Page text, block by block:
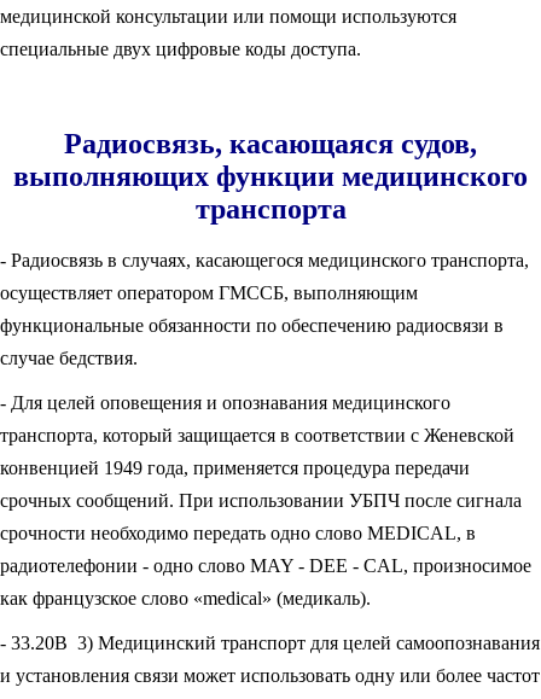
медицинской консультации или помощи используются
специальные двух цифровые коды доступа.
Радиосвязь, касающаяся судов,
выполняющих функции медицинского
транспорта
- Радиосвязь в случаях, касающегося медицинского транспорта,
осуществляет оператором ГМССБ, выполняющим
функциональные обязанности по обеспечению радиосвязи в
случае бедствия.
- Для целей оповещения и опознавания медицинского
транспорта, который защищается в соответствии с Женевской
конвенцией 1949 года, применяется процедура передачи
срочных сообщений. При использовании УБПЧ после сигнала
срочности необходимо передать одно слово MEDICAL, в
радиотелефонии - одно слово MAY - DEE - CAL, произносимое
как французское слово «medical» (медикаль).
- 33.20В 3) Медицинский транспорт для целей самоопознавания
и установления связи может использовать одну или более частот